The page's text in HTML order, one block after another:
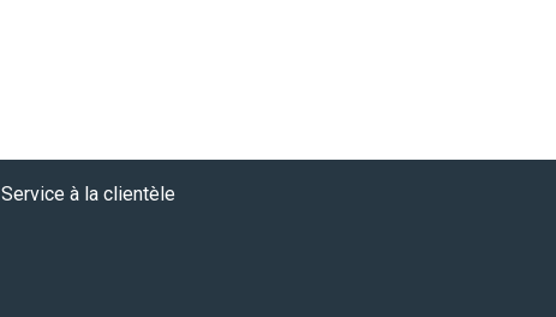
Service à la clientèle